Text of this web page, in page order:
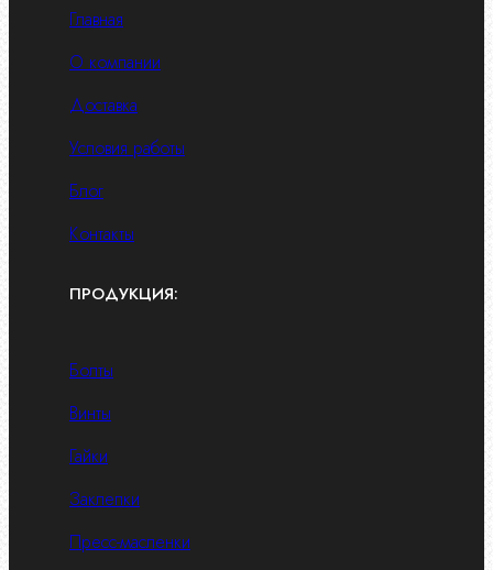
Главная
О компании
Доставка
Условия работы
Блог
Контакты
ПРОДУКЦИЯ:
Болты
Винты
Гайки
Заклепки
Пресс-масленки